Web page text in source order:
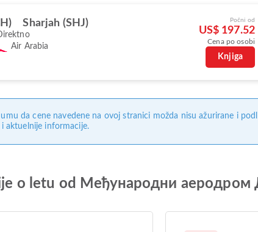
Sharjah (SHJ)
Air Arabia
Počni od
US$ 197.52
Cena po osobi
Knjiga
umu da cene navedene na ovoj stranici možda nisu ažurirane i
i aktuelnije informacije.
o letu od Међународни